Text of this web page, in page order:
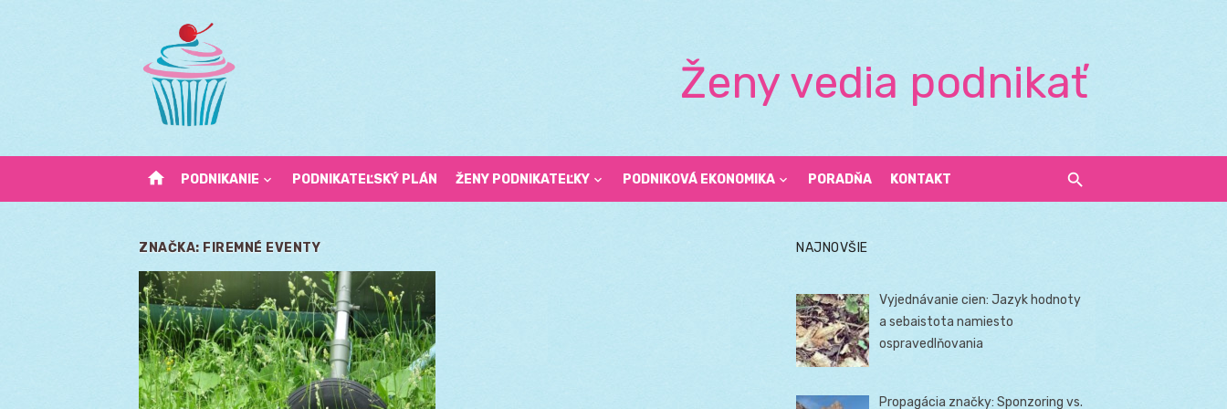
Ženy vedia podnikať
home PODNIKANIE PODNIKATEĽSKÝ PLÁN ŽENY PODNIKATEĽKY PODNIKOVÁ EKONOMIKA PORADŇA KONTAKT
ZNAČKA: FIREMNÉ EVENTY NAJNOVŠIE
Vyjednávanie cien: Jazyk hodnoty
a sebaistota namiesto
ospravedlňovania
Propagácia značky: Sponzoring vs.